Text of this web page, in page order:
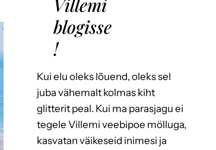
Villemi
blogisse
!
Kui elu oleks lõuend, oleks sel
juba vähemalt kolmas kiht
glitterit peal. Kui ma parasjagu ei
tegele Villemi veebipoe mölluga,
kasvatan väikeseid inimesi ja